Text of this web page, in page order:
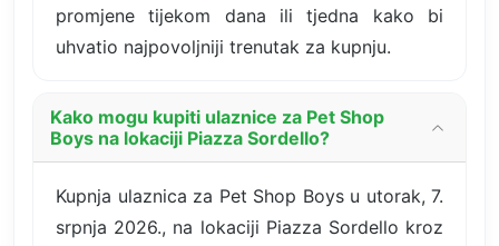
promjene tijekom dana ili tjedna kako bi
uhvatio najpovoljniji trenutak za kupnju.
Kako mogu kupiti ulaznice za Pet Shop
Boys na lokaciji Piazza Sordello?
Kupnja ulaznica za Pet Shop Boys u utorak, 7.
srpnja 2026., na lokaciji Piazza Sordello kroz